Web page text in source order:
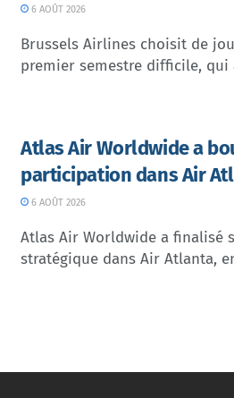
6 AOÛT 2026
Brussels Airlines choisit de
premier semestre difficile, qui
Atlas Air Worldwide a
participation dans Air
6 AOÛT 2026
Atlas Air Worldwide a finalisé
stratégique dans Air Atlanta,